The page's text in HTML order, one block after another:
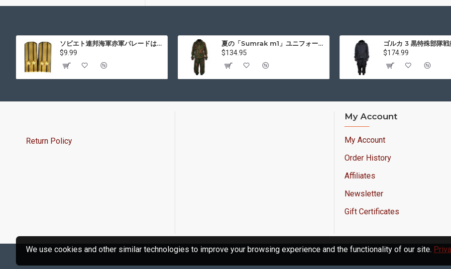
ソビエト連邦海軍赤軍パレードは、肩章を肩章します
$9.99
夏の「Sumrak m1」ユニフォームスナイパー戦術迷彩スーツ「Partizan」迷彩Professional Airsoft Gear Sumrak スーツ
$134.95
$174.99
Return Policy
My Account
My Account
Order History
Affiliates
Newsletter
Gift Certificates
We use cookies and other similar technologies to improve your browsing experience and the functionality of our site.